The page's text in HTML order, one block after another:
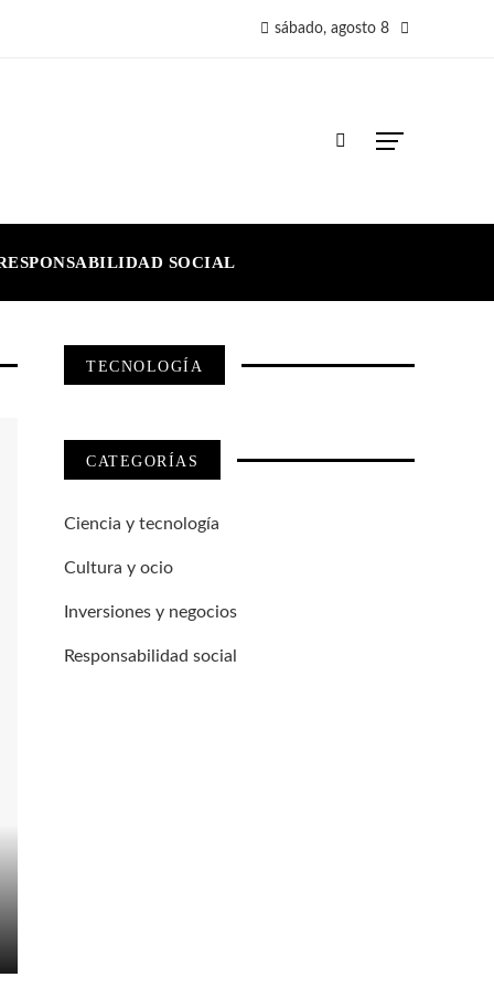
sábado, agosto 8
SOCIAL
TECNOLOGÍA
CATEGORÍAS
Ciencia y tecnología
Cultura y ocio
Inversiones y negocios
Responsabilidad social